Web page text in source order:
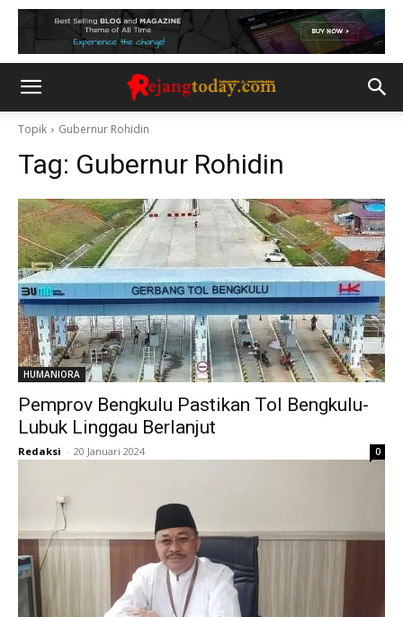
Topik Gubernur Rohidin
Tag: Gubernur Rohidin
HUMANIORA
Pemprov Bengkulu Pastikan Tol Bengkulu-
Lubuk Linggau Berlanjut
Redaksi - 20 Januari 2024 0